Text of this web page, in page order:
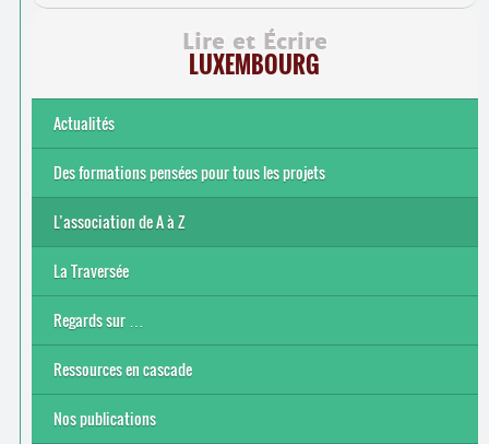
Lire et Écrire
LUXEMBOURG
Actualités
Des formations pensées pour tous les projets
L’association de A à Z
Le bénévolat
Nos actions
Nos objectifs et finalité
Notre contexte socio-économique
Notre structure
La Traversée
Regards sur …
Ressources en cascade
Nos publications